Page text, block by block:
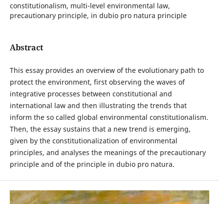
constitutionalism, multi-level environmental law,
precautionary principle, in dubio pro natura principle
Abstract
This essay provides an overview of the evolutionary path to
protect the environment, first observing the waves of
integrative processes between constitutional and
international law and then illustrating the trends that
inform the so called global environmental constitutionalism.
Then, the essay sustains that a new trend is emerging,
given by the constitutionalization of environmental
principles, and analyses the meanings of the precautionary
principle and of the principle in dubio pro natura.